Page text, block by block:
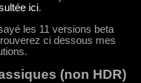
ici.
les 11 versions beta
ci dessous mes
(non HDR)